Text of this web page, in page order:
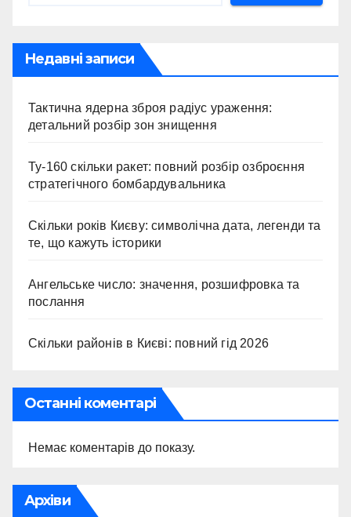
Недавні записи
Тактична ядерна зброя радіус ураження:
детальний розбір зон знищення
Ту-160 скільки ракет: повний розбір озброєння
стратегічного бомбардувальника
Скільки років Києву: символічна дата, легенди та
те, що кажуть історики
Ангельське число: значення, розшифровка та
послання
Скільки районів в Києві: повний гід 2026
Останні коментарі
Немає коментарів до показу.
Архіви